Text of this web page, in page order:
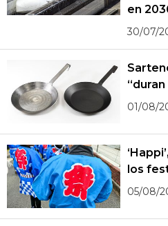
en
30/07/
01/08/
los
05/08/